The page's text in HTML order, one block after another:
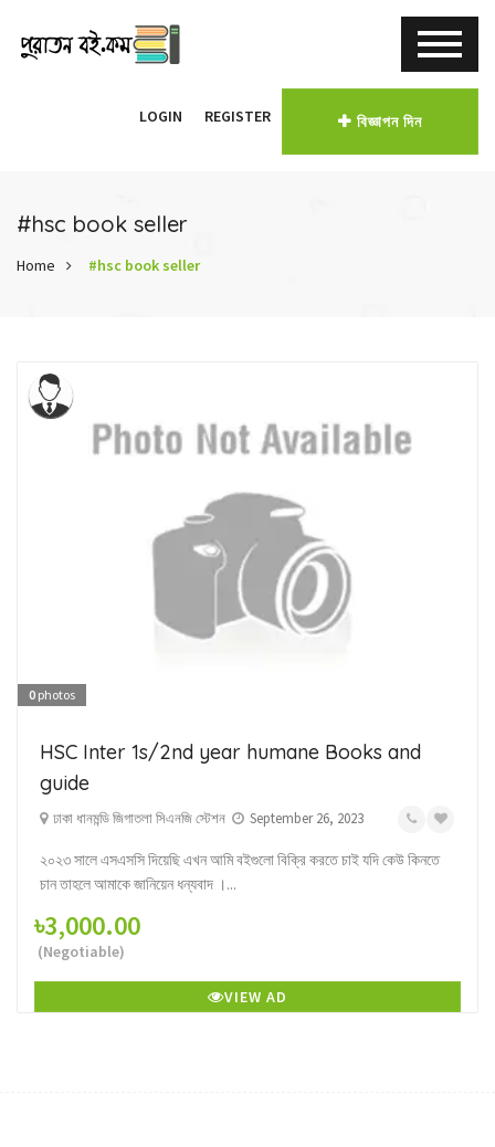
LOGIN REGISTER বিজ্ঞাপন দিন
#hsc book seller
Home #hsc book seller
0 photos
HSC Inter 1s/2nd year humane Books and
guide
ঢাকা ধানমন্ডি জিগাতলা সিএনজি স্টেশন September 26, 2023
২০২৩ সালে এসএসসি দিয়েছি এখন আমি বইগুলো বিক্রি করতে চাই যদি কেউ কিনতে
চান তাহলে আমাকে জানিয়েন ধন্যবাদ ।...
৳3,000.00
(Negotiable)
VIEW AD